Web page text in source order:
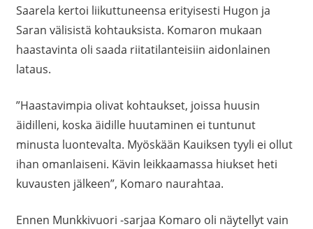
Saarela kertoi liikuttuneensa erityisesti Hugon ja
Saran välisistä kohtauksista. Komaron mukaan
haastavinta oli saada riitatilanteisiin aidonlainen
lataus.
”Haastavimpia olivat kohtaukset, joissa huusin
äidilleni, koska äidille huutaminen ei tuntunut
minusta luontevalta. Myöskään Kauiksen tyyli ei ollut
ihan omanlaiseni. Kävin leikkaamassa hiukset heti
kuvausten jälkeen”, Komaro naurahtaa.
Ennen Munkkivuori -sarjaa Komaro oli näytellyt vain